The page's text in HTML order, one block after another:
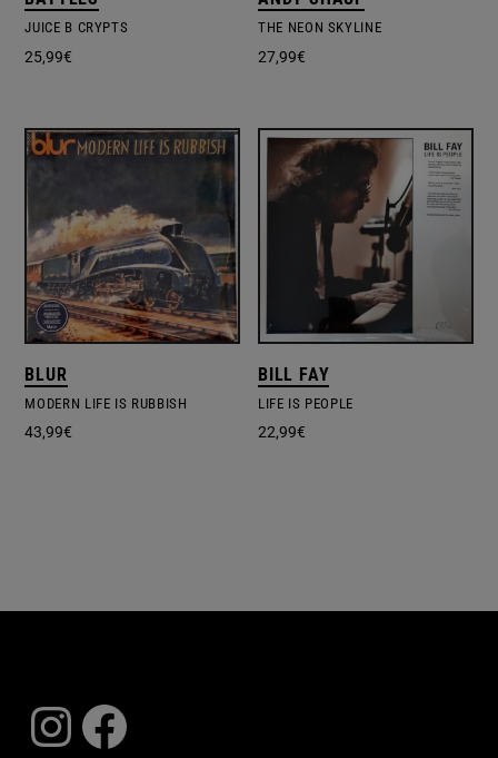
JUICE B CRYPTS
25,99€
THE NEON SKYLINE
27,99€
BLUR
MODERN LIFE IS RUBBISH
43,99€
BILL FAY
LIFE IS PEOPLE
22,99€
Instagram
Facebook